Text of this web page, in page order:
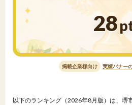
28
掲載企業様向け 実績バナー
以下のランキング（2026年8月版）は、堺